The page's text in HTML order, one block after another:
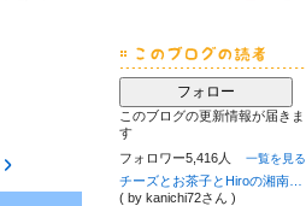
フォロー
このブログの更新情報が届きま
す
フォロワー5,416人
一覧を見る
( by kanichi72さん )